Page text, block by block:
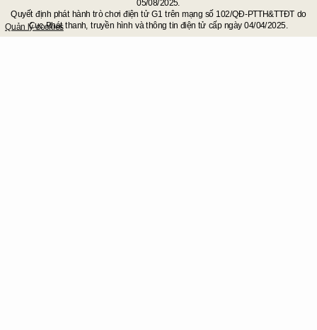
05/08/2025.
Quyết định phát hành trò chơi điện tử G1 trên mạng số 102/QĐ-PTTH&TTĐT do
Cục Phát thanh, truyền hình và thông tin điện tử cấp ngày 04/04/2025.
Quản lý cookies